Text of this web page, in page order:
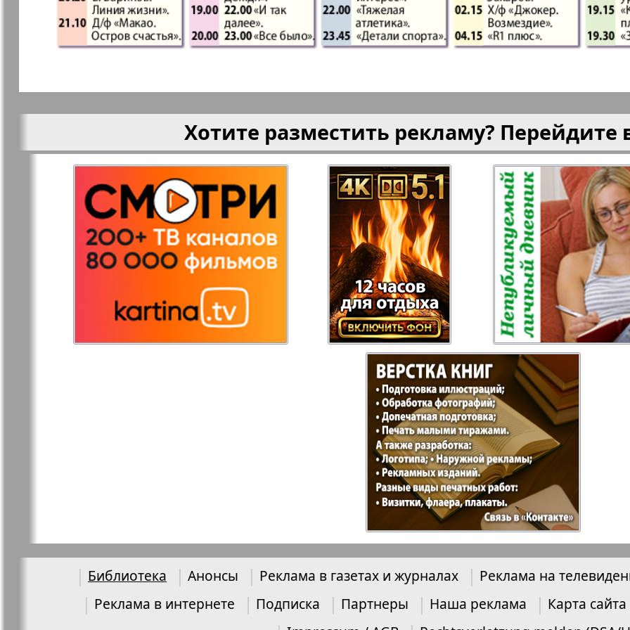
Кругозор Кругозор плюс! Kulinar TV
Le Voyageur Life in Франкфурт М-City Маяк
Мир отдыха и
здоровья
МК Испания Мост-Израиль
Наш Иерусалим Наш мир
Наша Газета
Италия
Наша
Наше Турбюро Нескучная газета Новая Wолна Норд
Остров там и тут
Ost-West
Panorama
Отдыхай-Купи-
продай
Пражский
телеграф
экспресс
Районка-Nord-Ost-
Bremen
Рейнская газета
Рубеж Русская Газета Русская Мысль
Русская
Хотите разместить рекламу? Перейдите
Библиотека Анонсы Реклама в газетах и журналах Реклама на
Реклама в интернете
Подписка Партнеры Наша реклама Карта сайта